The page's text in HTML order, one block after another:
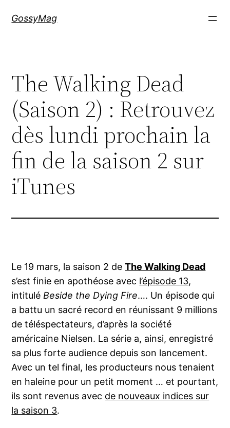
GossyMag
The Walking Dead
(Saison 2) : Retrouvez
dès lundi prochain la
fin de la saison 2 sur
iTunes
Le 19 mars, la saison 2 deThe Walking Dead
s’est finie en apothéose avec l’épisode 13,
intituléBeside the Dying Fire…. Un épisode qui
a battu un sacré record en réunissant 9 millions
de téléspectateurs, d’après la société
américaine Nielsen. La série a, ainsi, enregistré
sa plus forte audience depuis son lancement.
Avec un tel final, les producteurs nous tenaient
en haleine pour un petit moment … et pourtant,
ils sont revenus avec de nouveaux indices sur
la saison 3.